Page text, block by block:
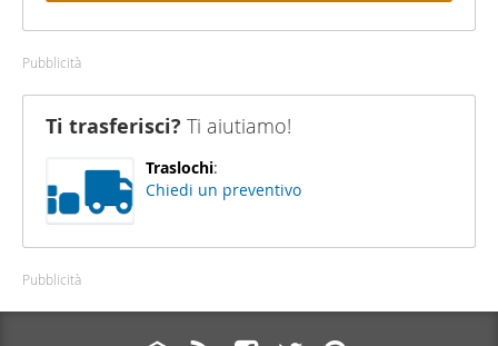
Pubblicità
Ti trasferisci? Ti aiutiamo!
Traslochi:
Chiedi un preventivo
Pubblicità